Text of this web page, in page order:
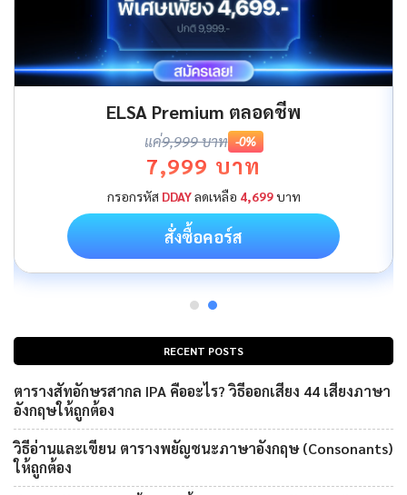
RECENT POSTS
ตารางสัทอักษรสากล IPA คืออะไร? วิธีออกเสียง 44 เสียงภาษา
อังกฤษให้ถูกต้อง
วิธีอ่านและเขียน ตารางพยัญชนะภาษาอังกฤษ (Consonants)
ให้ถูกต้อง
ELSA Premium ตลอดชีพ
แค่9,999 บาท -0%
7,999 บาท
กรอกรหัส DDAYลดเหลือ 4,699บาท
สั่งซื้อคอร์ส